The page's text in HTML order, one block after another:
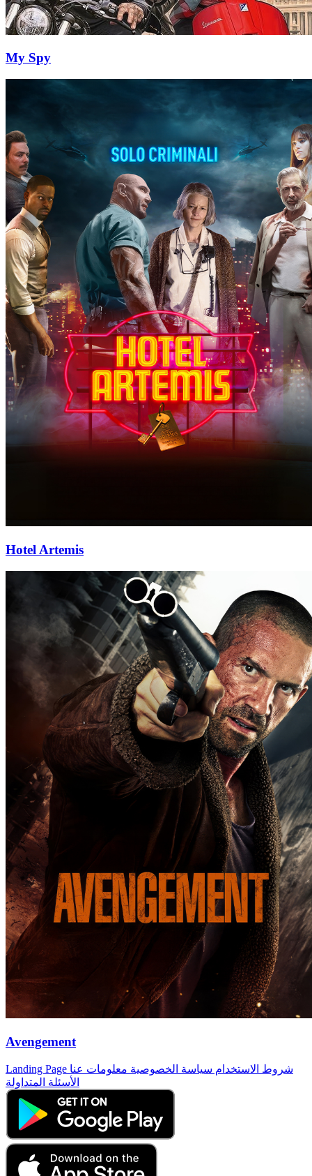
My Spy
Hotel Artemis
Avengement
Landing Page شروط الاستخدام سياسة الخصوصية معلومات عنا
الأسئلة المتداولة